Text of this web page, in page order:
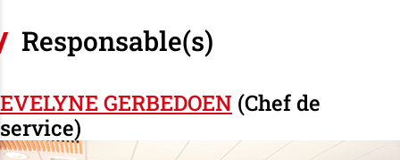
Responsable(s)
EVELYNE GERBEDOEN (Chef de
service)